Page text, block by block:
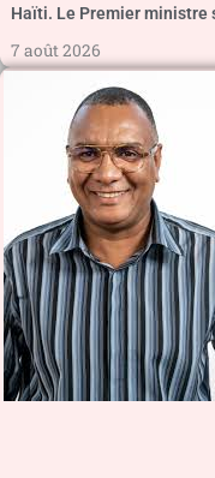
Haïti. Le Premier ministre
7 août 2026